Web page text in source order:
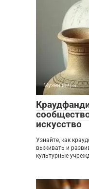
Музеи мира
искусство
Узнайте, как
выживать и
культурные